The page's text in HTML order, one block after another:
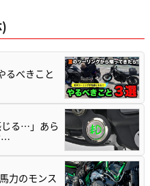
るべきこと
じる…」あら
…
力のモンス